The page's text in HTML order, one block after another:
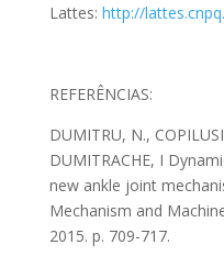
Lattes: http://
REFERÊNCIAS:
DUMITRU, N.,
DUMITRACHE, I
new ankle joint
Mechanism and
2015. p. 709-717.